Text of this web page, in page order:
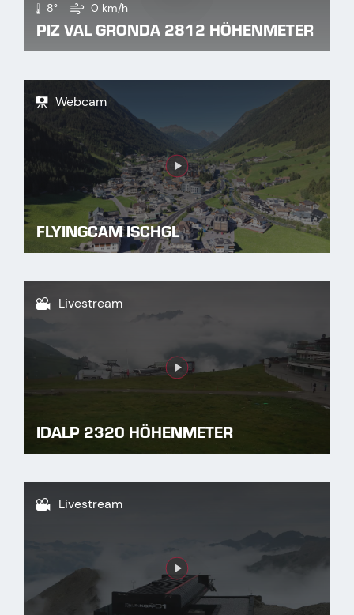
8° 0 km/h
PIZ VAL GRONDA 2812 HÖHENMETER
Link
Webcam
FLYINGCAM ISCHGL
Link
Livestream
IDALP 2320 HÖHENMETER
Link
Livestream